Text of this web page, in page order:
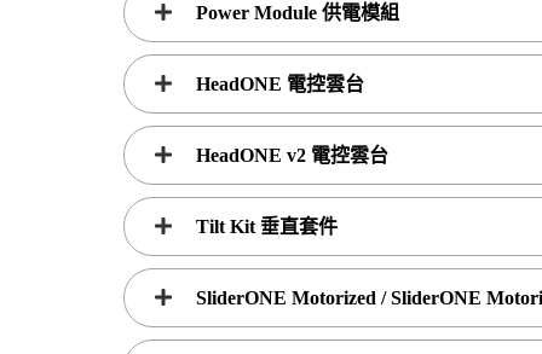
Power Module 供電模組
HeadONE 電控雲台
HeadONE v2 電控雲台
Tilt Kit 垂直套件
SliderONE Motorized / SliderONE